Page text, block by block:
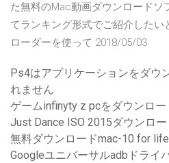
た無料のMac動画ダウンロードソ
てランキング形式でご紹介したい
ローダーを使って 2018/05/03
Ps4はアプリケーションをダウ
れません
ゲームinfinyty z pcをダウンロー
Just Dance ISO 2015ダウンロー
無料ダウンロードmac-10 for
Googleユニバーサルadbドライ